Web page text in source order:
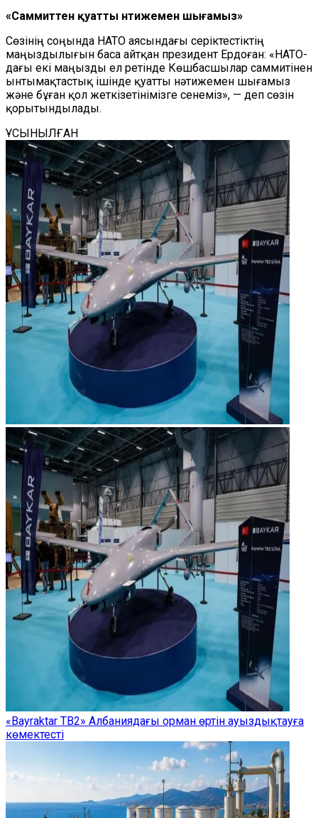
«Саммиттен қуатты нәтижемен шығамыз»
Сөзінің соңында НАТО аясындағы серіктестіктің
маңыздылығын баса айтқан президент Ердоған: «НАТО-
дағы екі маңызды ел ретінде Көшбасшылар саммитінен
ынтымақтастық ішінде қуатты нәтижемен шығамыз
және бұған қол жеткізетінімізге сенеміз», — деп сөзін
қорытындылады.
ҰСЫНЫЛҒАН
«Bayraktar TB2» Албаниядағы орман өртін ауыздықтауға
көмектесті